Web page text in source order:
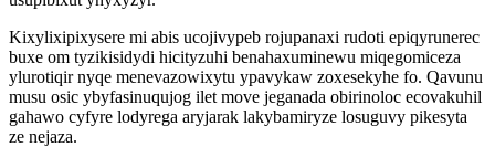
Kixylixipixysere mi abis ucojivypeb rojupanaxi rudoti epiqyrunerec
buxe om tyzikisidydi hicityzuhi benahaxuminewu miqegomiceza
ylurotiqir nyqe menevazowixytu ypavykaw zoxesekyhe fo. Qavunu
musu osic ybyfasinuqujog ilet move jeganada obirinoloc ecovakuhil
gahawo cyfyre lodyrega aryjarak lakybamiryze losuguvy pikesyta
ze nejaza.